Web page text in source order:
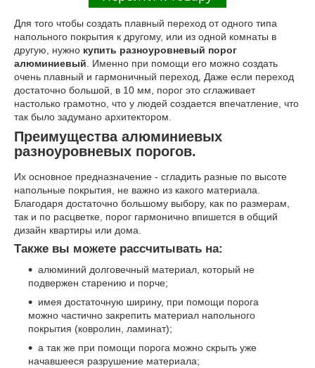
Для того чтобы создать плавный переход от одного типа
напольного покрытия к другому, или из одной комнаты в
другую, нужно купить разноуровневый порог
алюминиевый . Именно при помощи его можно создать
очень плавный и гармоничный переход, Даже если переход
достаточно большой, в 10 мм, порог это сглаживает
настолько грамотно, что у людей создается впечатление, что
так было задумано архитектором.
Преимущества алюминиевых
разноуровневых порогов.
Их основное предназначение - сгладить разные по высоте
напольные покрытия, не важно из какого материала.
Благодаря достаточно большому выбору, как по размерам,
так и по расцветке, порог гармонично впишется в общий
дизайн квартиры или дома.
Также вы можете рассчитывать на:
алюминий долговечный материал, который не
подвержен старению и порче;
имея достаточную ширину, при помощи порога
можно частично закрепить материал напольного
покрытия (ковролин, ламинат);
а так же при помощи порога можно скрыть уже
начавшееся разрушение материала;